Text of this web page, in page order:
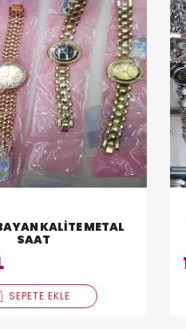
KALITE METAL
SAAT
SEPETE EKLE